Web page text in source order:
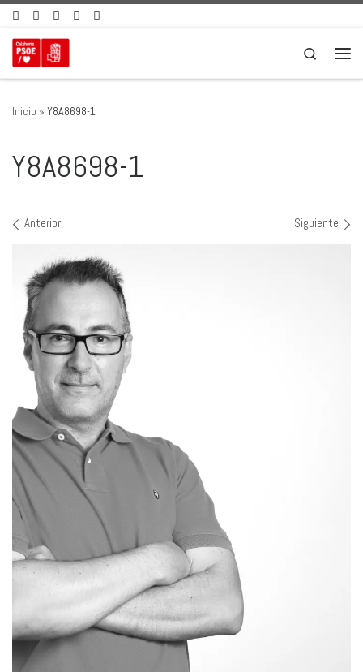
Saltar al contenido
Search
Inicio » Y8A8698-1
Y8A8698-1
Navegación de imágenes
Anterior Siguiente